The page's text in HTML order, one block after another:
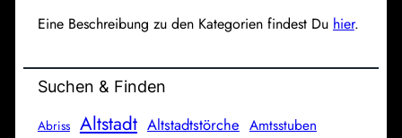
Eine Beschreibung zu den Kategorien findest Du hier.
Suchen & Finden
Abriss Altstadt Altstadtstörche Amtsstuben